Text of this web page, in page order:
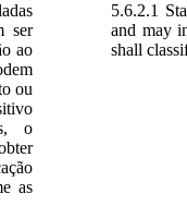
ser
ao
ou
o
as
5.6.2.1
and may
shall